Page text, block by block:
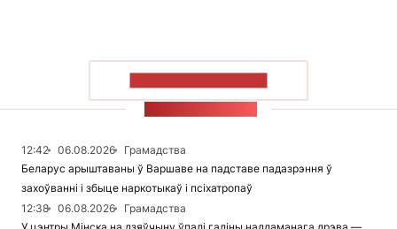
12:42 06.08.2026
Грамадства
Беларус арыштаваны ў Варшаве на падставе падазрэння ў
захоўванні і збыце наркотыкаў і псіхатропаў
12:38
06.08.2026
Грамадства